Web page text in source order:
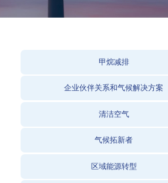
甲烷减排
企业伙伴关系和气候解决方案
清洁空气
气候拓新者
区域能源转型